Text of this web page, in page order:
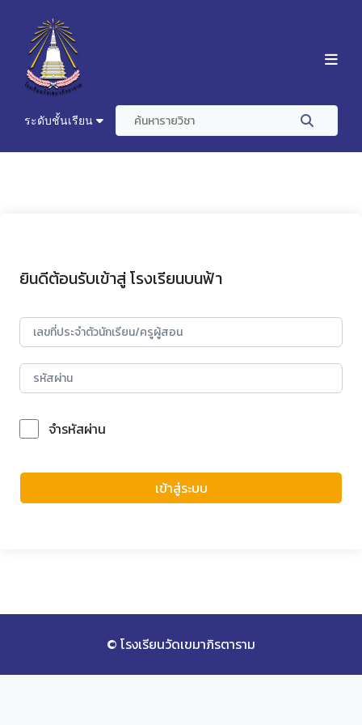
ระดับชั้นเรียน
ยินดีต้อนรับเข้าสู่ โรงเรียนบนฟ้า
จำรหัสผ่าน
เข้าสู่ระบบ
© โรงเรียนวัดเขมาภิรตาราม